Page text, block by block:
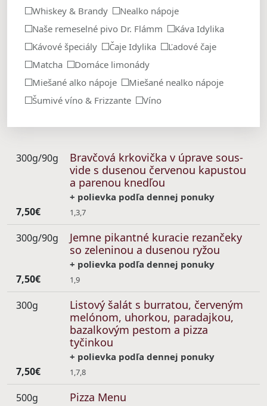
Whiskey & Brandy
Nealko nápoje
Naše remeselné pivo Dr. Flámm
Káva Idylika
Kávové špeciály
Čaje Idylika
Ľadové čaje
Matcha
Domáce limonády
Miešané alko nápoje
Miešané nealko nápoje
Šumivé víno & Frizzante
Víno
300g/90g
7,50€
Bravčová krkovička v úprave sous-
vide s dusenou červenou kapustou
a parenou knedľou
+ polievka podľa dennej ponuky
1,3,7
300g/90g
7,50€
Jemne pikantné kuracie rezančeky
so zeleninou a dusenou ryžou
+ polievka podľa dennej ponuky
1,9
300g
7,50€
Listový šalát s burratou, červeným
melónom, uhorkou, paradajkou,
bazalkovým pestom a pizza
tyčinkou
+ polievka podľa dennej ponuky
1,7,8
500g Pizza Menu